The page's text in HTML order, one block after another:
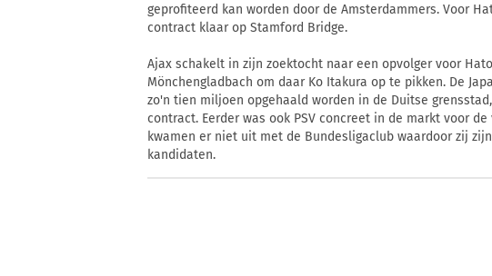
geprofiteerd kan worden door de Amsterdammers. Voor
contract klaar op Stamford Bridge.
Ajax schakelt in zijn zoektocht naar een opvolger voor
Mönchengladbach om daar Ko Itakura op te pikken. De
zo'n tien miljoen opgehaald worden in de Duitse
contract. Eerder was ook PSV concreet in de markt voor
kwamen er niet uit met de Bundesligaclub waardoor zij
kandidaten.